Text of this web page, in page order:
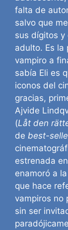
falta de
salvo que
sus dígitos y
adulto. Es la
vampiro a
sabía Eli es
iconos del
gracias,
Ajvide
(Låt den
de best-
estrenada
enamoró a
que hace
vampiros no
sin ser